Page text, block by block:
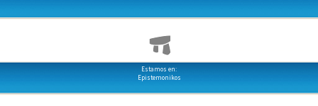
Estamos en:
Epistemonikos